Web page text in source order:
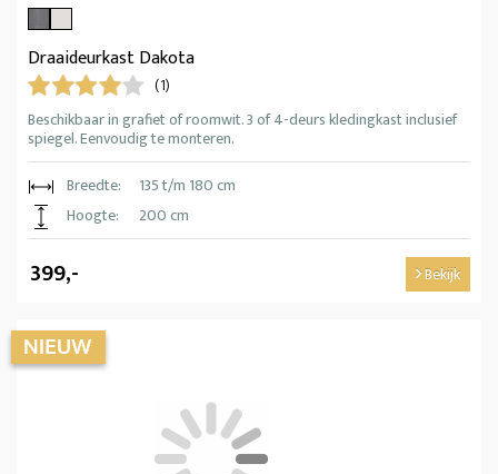
Draaideurkast Dakota
(1)
Beschikbaar in grafiet of roomwit. 3 of 4-deurs kledingkast inclusief
spiegel. Eenvoudig te monteren.
Breedte:
135 t/m 180 cm
Hoogte:
200 cm
399,- Bekijk